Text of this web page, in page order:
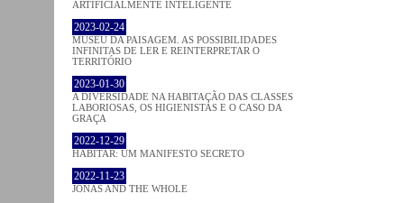
ARTIFICIALMENTE INTELIGENTE
2023-02-24
MUSEU DA PAISAGEM. AS POSSIBILIDADES
INFINITAS DE LER E REINTERPRETAR O
TERRITÓRIO
2023-01-30
A DIVERSIDADE NA HABITAÇÃO DAS CLASSES
LABORIOSAS, OS HIGIENISTAS E O CASO DA
GRAÇA
2022-12-29
HABITAR: UM MANIFESTO SECRETO
2022-11-23
JONAS AND THE WHOLE